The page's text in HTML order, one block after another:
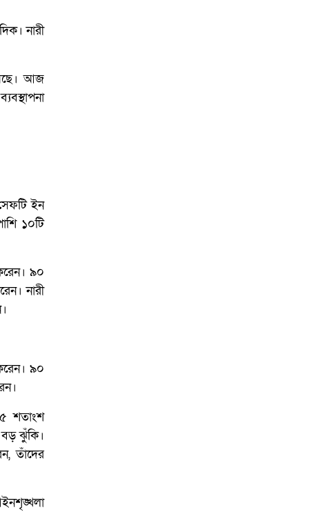
নারী
আজ
ইন
১০টি
৯০
নারী
৯০
শতাংশ
বড় ঝুঁকি।
তাঁদের